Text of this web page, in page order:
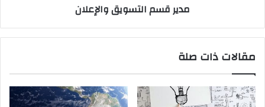
مدير قسم التسويق والإعلان
مقالات ذات صلة